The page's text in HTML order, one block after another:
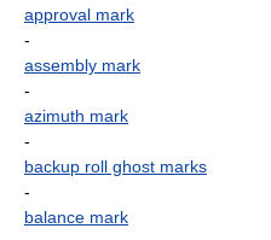
approval mark
-
assembly mark
-
azimuth mark
-
backup roll ghost marks
-
balance mark